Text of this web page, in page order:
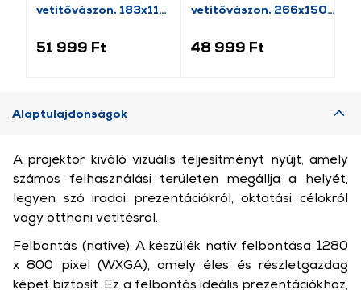
vetítővászon, 183x114
(MOT.183.114.84.10)
51 999 Ft
vetítővászon, 266x150
(MAN.266.150.120.16.9)
48 999 Ft
Alaptulajdonságok
A projektor kiváló vizuális teljesítményt nyújt, amely
számos felhasználási területen megállja a helyét,
legyen szó irodai prezentációkról, oktatási célokról
vagy otthoni vetítésről.
Felbontás (native): A készülék natív felbontása 1280
x 800 pixel (WXGA), amely éles és részletgazdag
képet biztosít. Ez a felbontás ideális prezentációkhoz,